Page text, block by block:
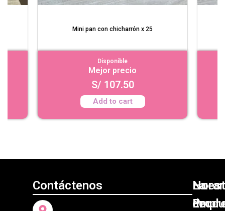
Mini pan con chicharrón x 25
Disponible
Mejor precio
S/ 107.50
Add to cart
Contáctenos
La
de